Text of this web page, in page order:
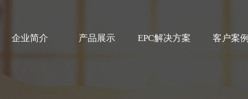
企业简介 产品展示 EPC解决方案 客户案例